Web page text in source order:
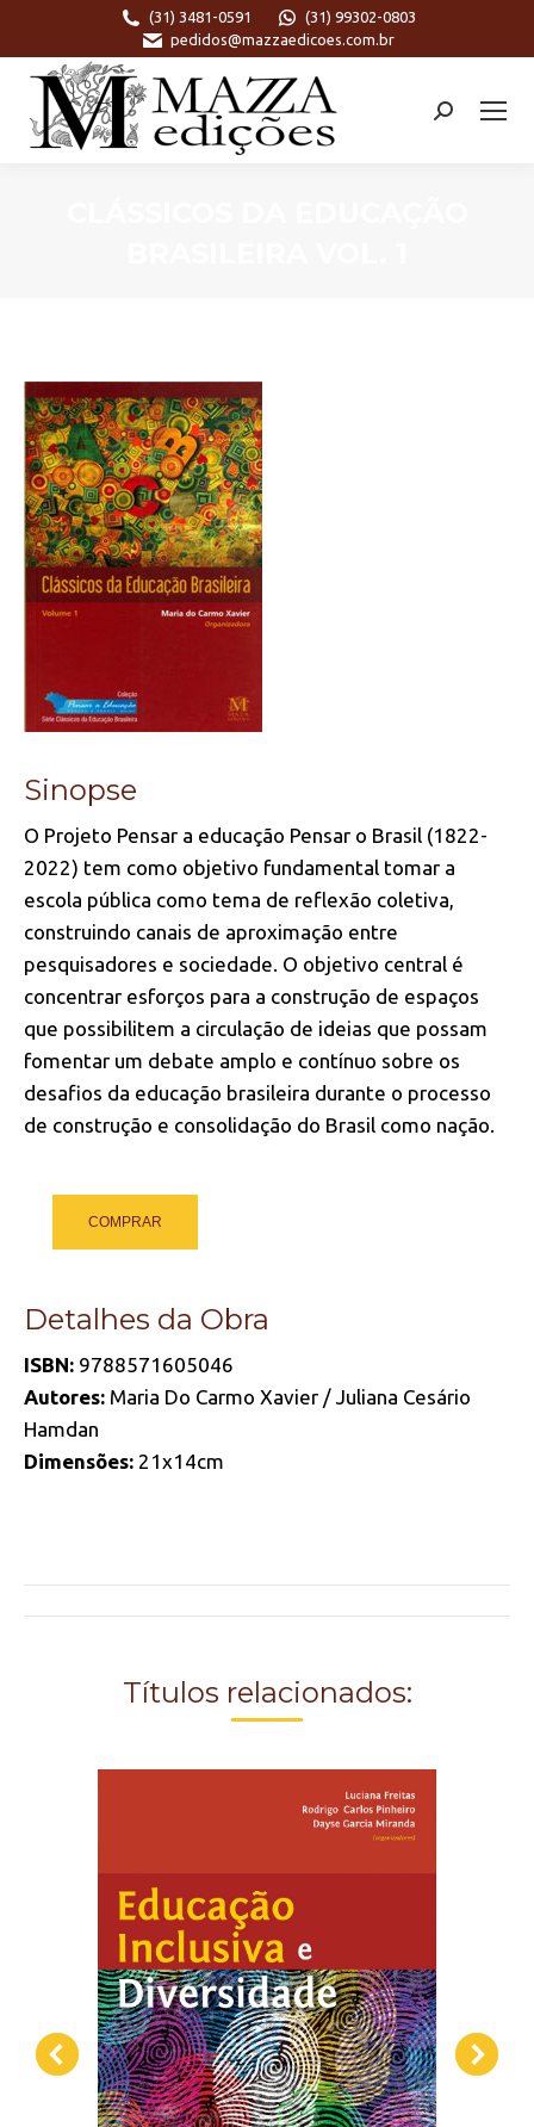
(31) 3481-0591
(31) 99302-0803
pedidos@mazzaedicoes.com.br
Search:
Sinopse
O Projeto Pensar a educação Pensar o Brasil (1822-
2022) tem como objetivo fundamental tomar a
escola pública como tema de reflexão coletiva,
construindo canais de aproximação entre
pesquisadores e sociedade. O objetivo central é
concentrar esforços para a construção de espaços
que possibilitem a circulação de ideias que possam
fomentar um debate amplo e contínuo sobre os
desafios da educação brasileira durante o processo
de construção e consolidação do Brasil como nação.
COMPRAR
Detalhes da Obra
ISBN: 9788571605046
Autores: Maria Do Carmo Xavier / Juliana Cesário
Hamdan
Dimensões: 21x14cm
Títulos relacionados: